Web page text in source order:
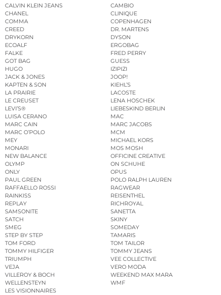
CALVIN KLEIN JEANS
CAMBIO
CHANEL
CLINIQUE
COMMA
COPENHAGEN
CREED
DR. MARTENS
DRYKORN
DYSON
ECOALF
ERGOBAG
FALKE
FRED PERRY
GOT BAG
GUESS
HUGO
IZIPIZI
JACK & JONES
JOOP!
KAPTEN & SON
KIEHL’S
LA PRAIRIE
LACOSTE
LE CREUSET
LENA HOSCHEK
LEVI’S®
LIEBESKIND BERLIN
LUISA CERANO
MAC
MARC CAIN
MARC JACOBS
MARC O’POLO
MCM
MEY
MICHAEL KORS
MONARI
MOS MOSH
NEW BALANCE
OFFICINE CREATIVE
OLYMP
ON SCHUHE
ONLY
OPUS
PAUL GREEN
POLO RALPH LAUREN
RAFFAELLO ROSSI
RAGWEAR
RAINKISS
REISENTHEL
REPLAY
RICHROYAL
SAMSONITE
SANETTA
SATCH
SKINY
SMEG
SOMEDAY
STEP BY STEP
TAMARIS
TOM FORD
TOM TAILOR
TOMMY HILFIGER
TOMMY JEANS
TRIUMPH
VEE COLLECTIVE
VEJA
VERO MODA
VILLEROY & BOCH
WEEKEND MAX MARA
WELLENSTEYN
WMF
LES VISIONNAIRES